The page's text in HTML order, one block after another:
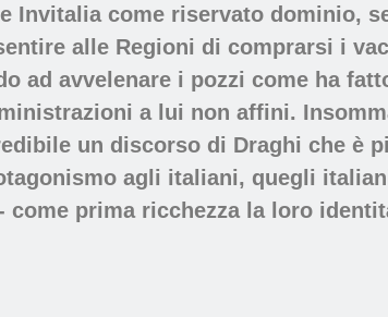
Invitalia come riservato dominio,
alle Regioni di comprarsi i
ad avvelenare i pozzi come ha
a lui non affini.
un discorso di Draghi che è
agli italiani, quegli
come prima ricchezza la loro